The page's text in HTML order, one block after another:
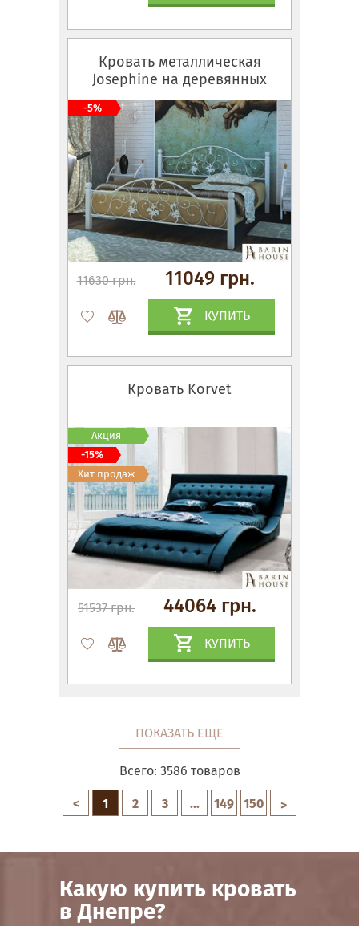
Кровать металлическая
Josephine на деревянных
ножках
11630 грн. 11049 грн.
КУПИТЬ
-5%
Кровать Korvet
51537 грн. 44064 грн.
КУПИТЬ
Акция
-15%
Хит продаж
ПОКАЗАТЬ ЕЩЕ
Всего: 3586 товаров
< 1 2 3 ... 149 150 >
Какую купить кровать
в Днепре?